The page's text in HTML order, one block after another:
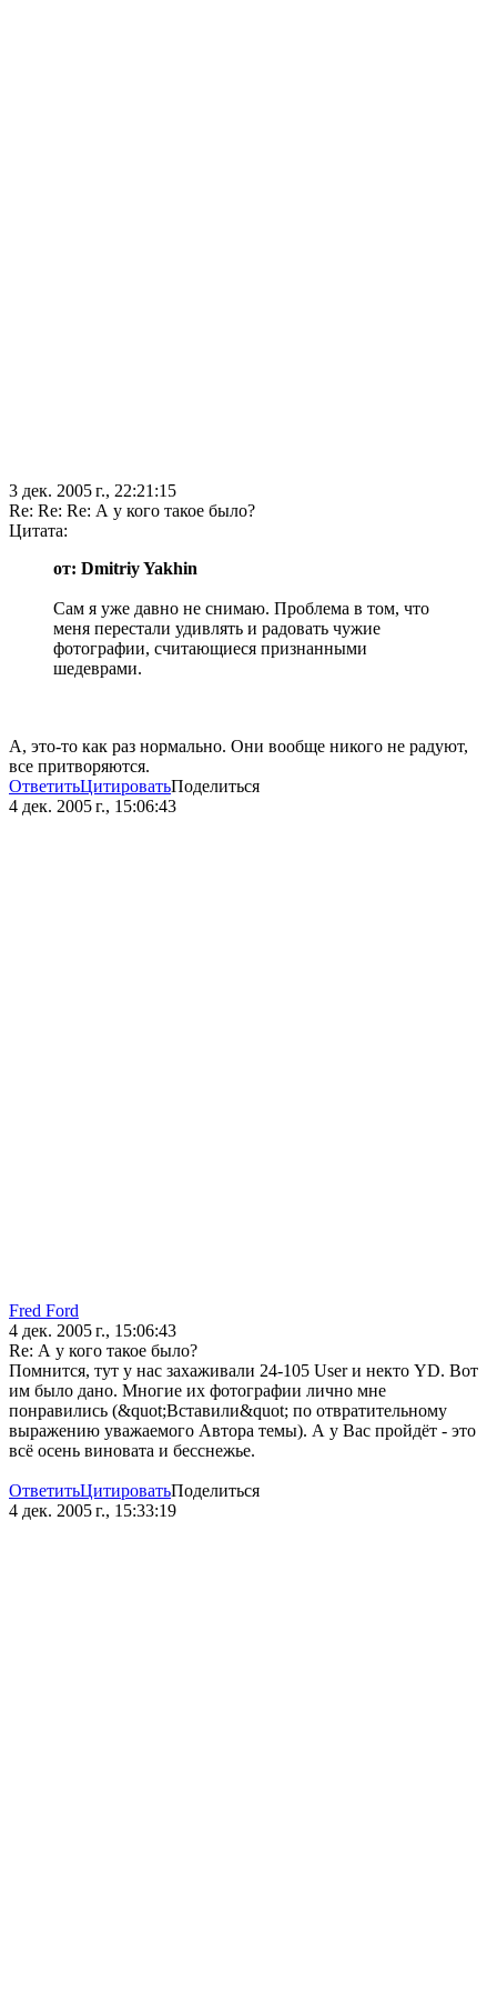
3 дек. 2005 г., 22:21:15
Re: Re: Re: А у кого такое было?
Цитата:
от: Dmitriy Yakhin
Сам я уже давно не снимаю. Проблема в том, что
меня перестали удивлять и радовать чужие
фотографии, считающиеся признанными
шедеврами.
А, это-то как раз нормально. Они вообще никого не радуют,
все притворяются.
ОтветитьЦитироватьПоделиться
4 дек. 2005 г., 15:06:43
Fred Ford
4 дек. 2005 г., 15:06:43
Re: А у кого такое было?
Помнится, тут у нас захаживали 24-105 User и некто YD. Вот
им было дано. Многие их фотографии лично мне
понравились (&quot;Вставили&quot; по отвратительному
выражению уважаемого Автора темы). А у Вас пройдёт - это
всё осень виновата и бесснежье.
ОтветитьЦитироватьПоделиться
4 дек. 2005 г., 15:33:19